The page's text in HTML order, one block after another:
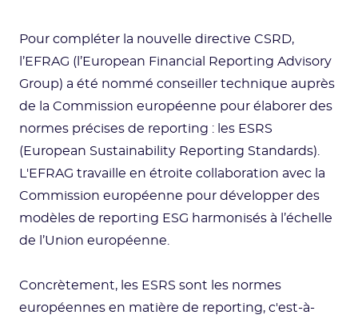
Pour compléter la nouvelle directive CSRD,
l’EFRAG (l’European Financial Reporting Advisory
Group) a été nommé conseiller technique auprès
de la Commission européenne pour élaborer des
normes précises de reporting : les ESRS
(European Sustainability Reporting Standards).
L'EFRAG travaille en étroite collaboration avec la
Commission européenne pour développer des
modèles de reporting ESG harmonisés à l’échelle
de l’Union européenne.
Concrètement, les ESRS sont les normes
européennes en matière de reporting, c'est-à-